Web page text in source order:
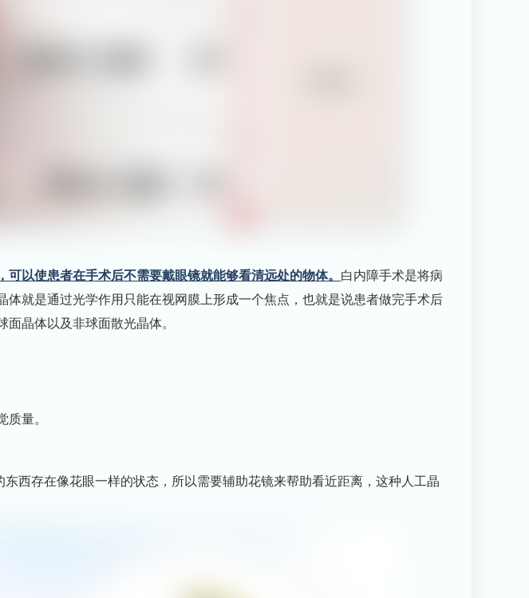
以使患者在手术后不需要戴眼镜就能够看清远处的物体。 白内障手术是将病
就是通过光学作用只能在视网膜上形成一个焦点，也就是说患者做完手术后
晶体以及非球面散光晶体。
量。
东西存在像花眼一样的状态，所以需要辅助花镜来帮助看近距离，这种人工晶